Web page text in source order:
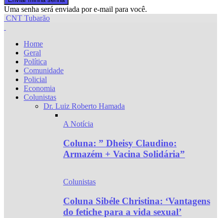
Uma senha será enviada por e-mail para você.
CNT Tubarão
Home
Geral
Política
Comunidade
Policial
Economia
Colunistas
Dr. Luiz Roberto Hamada
A Notícia
Coluna: ” Dheisy Claudino:
Armazém + Vacina Solidária”
Colunistas
Coluna Sibéle Christina: ‘Vantagens
do fetiche para a vida sexual’